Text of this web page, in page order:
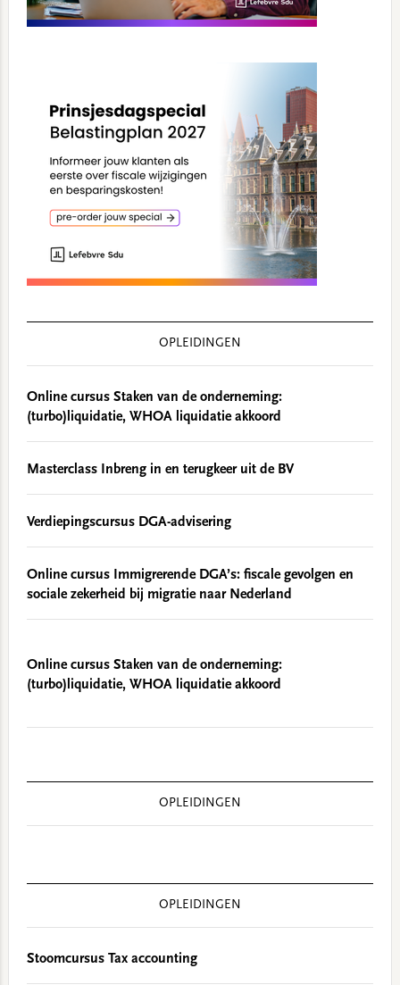
OPLEIDINGEN
Online cursus Staken van de onderneming:
(turbo)liquidatie, WHOA liquidatie akkoord
Masterclass Inbreng in en terugkeer uit de BV
Verdiepingscursus DGA-advisering
Online cursus Immigrerende DGA’s: fiscale gevolgen en
sociale zekerheid bij migratie naar Nederland
Online cursus Staken van de onderneming:
(turbo)liquidatie, WHOA liquidatie akkoord
OPLEIDINGEN
OPLEIDINGEN
Stoomcursus Tax accounting